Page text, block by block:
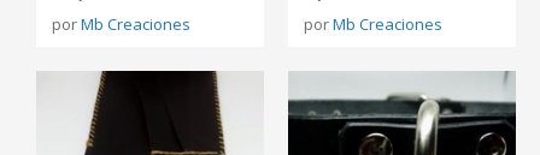
porMb Creaciones porMb Creaciones